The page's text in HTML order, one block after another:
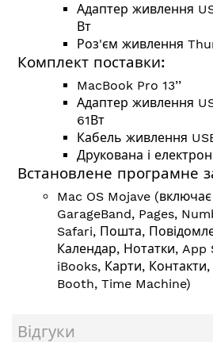
Адаптер живлення
Вт
Роз'єм живлення
Комплект поставки:
MacBook Pro 13’’
Адаптер живлення
61Вт
Кабель живлення
Друкована і
Встановлене програмне
Mac OS Mojave
GarageBand, Pages,
Safari, Пошта,
Календар, Нотатки, App
iBooks, Карти,
Booth, Time Machine)
Відгуки